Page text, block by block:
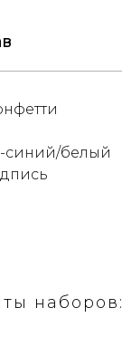
синий/белый
наборов: